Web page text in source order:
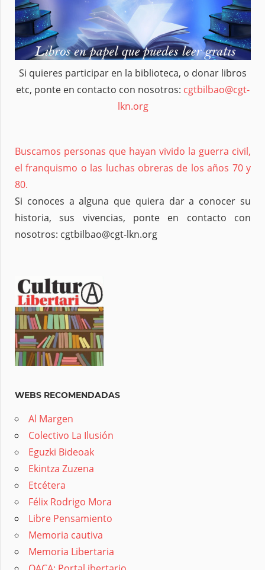
Si quieres participar en la biblioteca, o donar libros
etc, ponte en contacto con nosotros: cgtbilbao@cgt-
lkn.org
Buscamos personas que hayan vivido la guerra civil,
el franquismo o las luchas obreras de los años 70 y
80.
Si conoces a alguna que quiera dar a conocer su
historia, sus vivencias, ponte en contacto con
nosotros: cgtbilbao@cgt-lkn.org
WEBS RECOMENDADAS
Al Margen
Colectivo La Ilusión
Eguzki Bideoak
Ekintza Zuzena
Etcétera
Félix Rodrigo Mora
Libre Pensamiento
Memoria cautiva
Memoria Libertaria